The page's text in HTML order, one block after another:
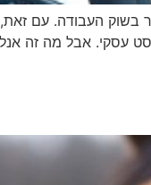
בשוק העבודה. עם
עסקי. אבל מה זה